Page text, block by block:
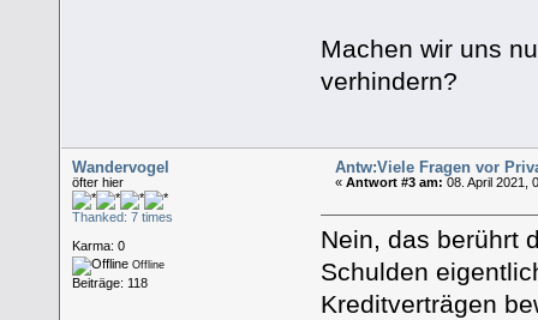
Machen wir uns
verhindern?
Wandervogel
öfter hier
Thanked: 7 times
Karma: 0
Offline
Beiträge: 118
Antw:Viele Fragen vor
«Antwort #3 am: 08. April 2021,
Nein, das berührt
Schulden
Kreditverträgen